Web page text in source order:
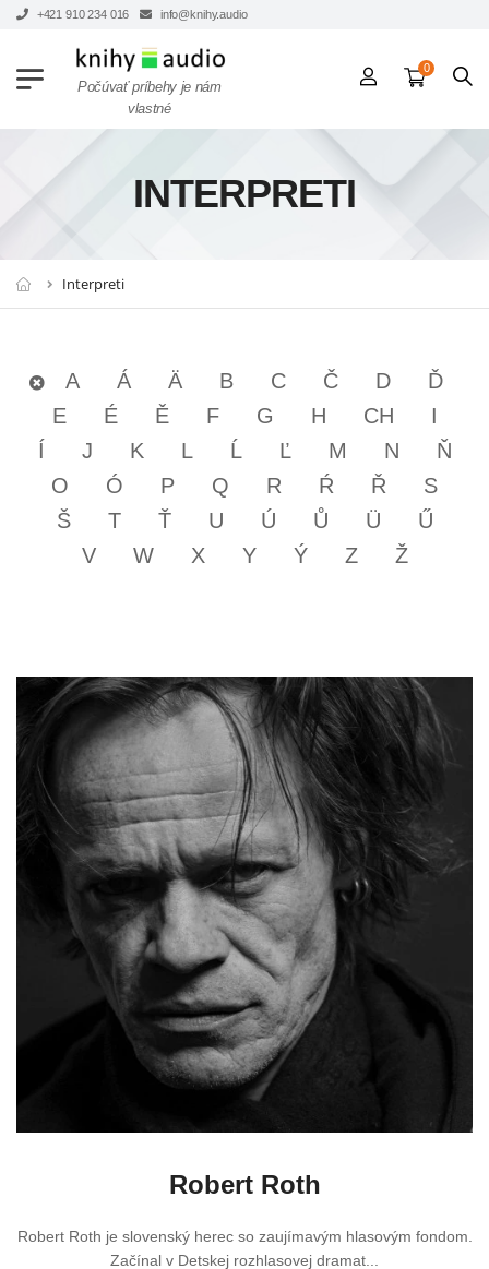
+421 910 234 016 info@knihy.audio
Počúvať príbehy je nám
vlastné
0
INTERPRETI
Interpreti
A Á Ä B C Č D
Ď
E
É Ě F G H CH
I
Í
J K L Ĺ Ľ M N
Ň
O
Ó P Q R Ŕ Ř
S
Š
T Ť U Ú Ů Ü
Ű
V
W X Y Ý Z Ž
Robert Roth
Robert Roth je slovenský herec so zaujímavým hlasovým fondom.
Začínal v Detskej rozhlasovej dramat...